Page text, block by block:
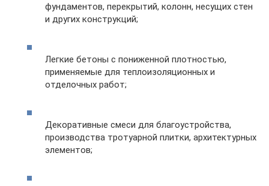
фундаментов, перекрытий, колонн, несущих стен
и других конструкций;
Легкие бетоны с пониженной плотностью,
применяемые для теплоизоляционных и
отделочных работ;
Декоративные смеси для благоустройства,
производства тротуарной плитки, архитектурных
элементов;